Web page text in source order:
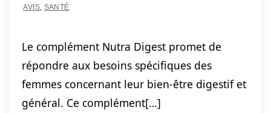
AVIS, SANTÉ
Le complément Nutra Digest promet de
répondre aux besoins spécifiques des
femmes concernant leur bien-être digestif et
général. Ce complément[…]